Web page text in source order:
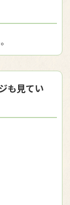
も見てい